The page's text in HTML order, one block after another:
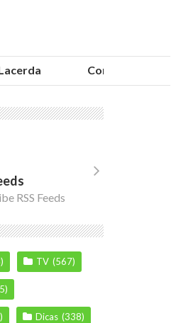
Conheça as
RSS Feeds
TV (567)
Dicas (338)